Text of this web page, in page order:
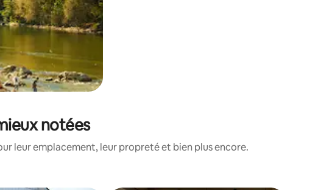
notées
leur emplacement, leur propreté et bien plus encore.